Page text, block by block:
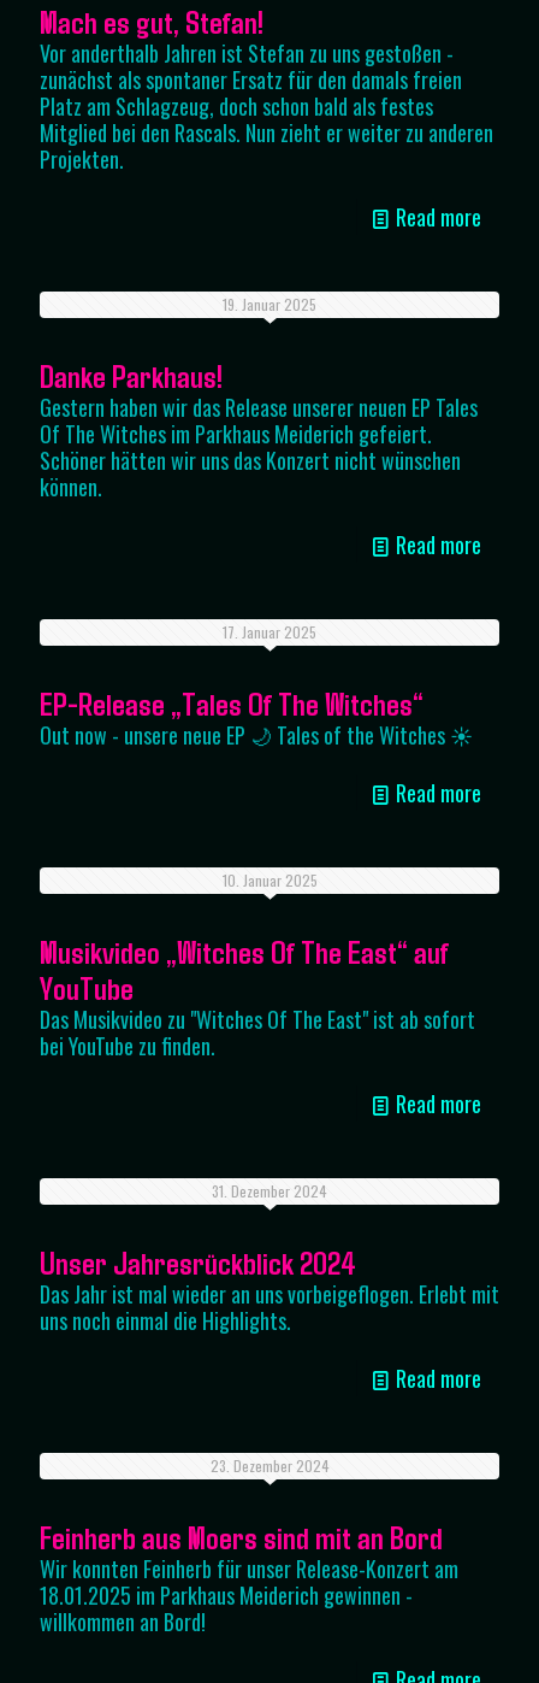
Mach es gut, Stefan!
Vor anderthalb Jahren ist Stefan zu uns gestoßen -
zunächst als spontaner Ersatz für den damals freien
Platz am Schlagzeug, doch schon bald als festes
Mitglied bei den Rascals. Nun zieht er weiter zu anderen
Projekten.
Read more
19. Januar 2025
Danke Parkhaus!
Gestern haben wir das Release unserer neuen EP Tales
Of The Witches im Parkhaus Meiderich gefeiert.
Schöner hätten wir uns das Konzert nicht wünschen
können.
Read more
17. Januar 2025
EP-Release „Tales Of The Witches“
Out now - unsere neue EP 🌙 Tales of the Witches ☀️
Read more
10. Januar 2025
Musikvideo „Witches Of The East“ auf
YouTube
Das Musikvideo zu "Witches Of The East" ist ab sofort
bei YouTube zu finden.
Read more
31. Dezember 2024
Unser Jahresrückblick 2024
Das Jahr ist mal wieder an uns vorbeigeflogen. Erlebt mit
uns noch einmal die Highlights.
Read more
23. Dezember 2024
Feinherb aus Moers sind mit an Bord
Wir konnten Feinherb für unser Release-Konzert am
18.01.2025 im Parkhaus Meiderich gewinnen -
willkommen an Bord!